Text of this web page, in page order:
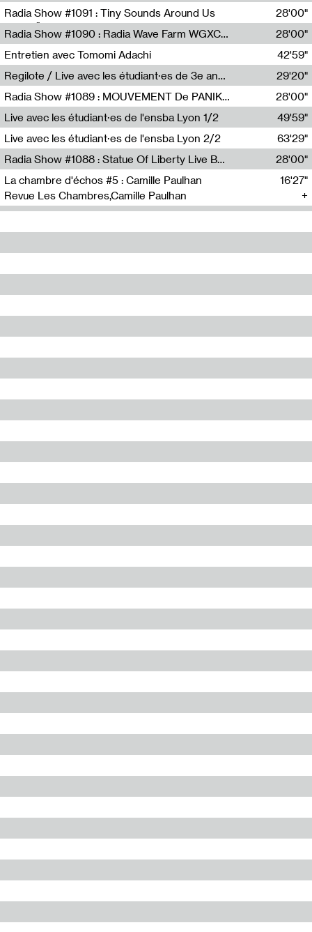
Diffusion FM
Radia Show #1091 : Tiny Sounds Around Us
Radio Študent
28'00"
Radia Show #1090 : Radia Wave Farm WGXC Corey De Juan Sherrard Jr Startalk
Wave Farm
28'00"
Entretien avec Tomomi Adachi
Tomomi Adachi,Loraine Baud
42'59"
Regilote / Live avec les étudiant·es de 3e année de l'EMA
Nima Henryon,Athéna Noël,Amir Genillon,Ibourayane Ahmadi,Manelle Cherrih,Honorine Gibello,John Weeber,Manon Joseph
29'20"
Radia Show #1089 : MOUVEMENT De PANIK (Radio Panik)
Radio Panik
28'00"
Live avec les étudiant·es de l'ensba Lyon 1/2
49'59"
Live avec les étudiant·es de l'ensba Lyon 2/2
63'29"
Radia Show #1088 : Statue Of Liberty Live By Ed Baxter (Resonance)
Resonance
28'00"
La chambre d'échos #5 : Camille Paulhan
Revue Les Chambres,Camille Paulhan
16'27"